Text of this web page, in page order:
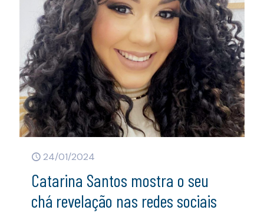
24/01/2024
Catarina Santos mostra o seu
chá revelação nas redes sociais